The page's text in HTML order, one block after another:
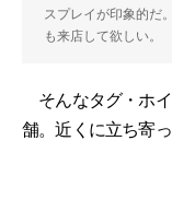
スプレイが印象的だ
も来店して欲しい。
そんなタグ・ホ
舗。近くに立ち寄